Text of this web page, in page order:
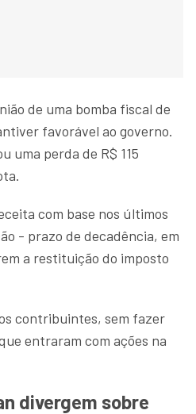
de uma bomba fiscal de
favorável ao governo.
uma perda de R$ 115
com base nos últimos
- prazo de decadência, em
a restituição do imposto
contribuintes, sem fazer
entraram com ações na
divergem sobre